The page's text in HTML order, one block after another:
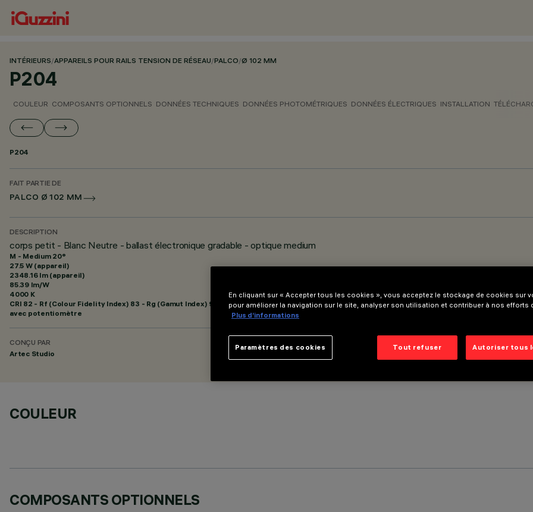
INTÉRIEURS/APPAREILS POUR RAILS TENSION DE RÉSEAU/PALCO/Ø 102 MM
P204
COULEUR COMPOSANTS OPTIONNELS DONNÉES TECHNIQUES DONNÉES PHOTOMÉTRIQUES DONNÉES ÉLECTRIQUES INSTALLATION
P204
FAIT PARTIE DE
PALCO Ø 102 MM
DESCRIPTION
corps petit - Blanc Neutre - ballast électronique gradable - optique medium
M - Medium 20°
27.5 W (appareil)
2348.16 lm (appareil)
85.39 lm/W
4000 K
CRI 82 - Rf (Colour Fidelity Index) 83 - Rg (Gamut Index) 94
avec potentiomètre
CONÇU PAR
Artec Studio
COULEUR
COMPOSANTS OPTIONNELS
En cliquant sur « Accepter tous les cookies », vous acceptez le stockage de cookies sur
pour améliorer la navigation sur le site, analyser son utilisation et contribuer à nos efforts
Plus d’informations
Tout refuser Autoriser tous
Paramètres des cookies